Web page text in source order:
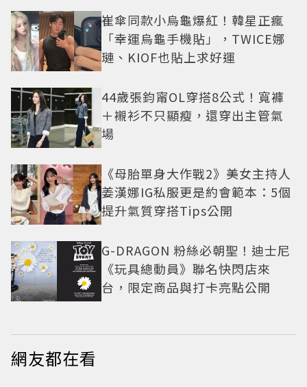
崔傘同款小烏龜爆紅！韓星正瘋
「幸運烏龜手機貼」，TWICE娜
璉、KIOF也貼上求好運
44歲張鈞甯OL穿搭8公式！寬褲
＋襯衫不只顯瘦，還穿出主管氣
場
《母胎單身大作戰2》美女主持人
姜漢娜IG私服更是約會範本：5個
提升氣質穿搭Tips公開
G-DRAGON 粉絲必朝聖！迪士尼
《玩具總動員》聯名快閃店來
台，限定商品與打卡亮點公開
網友都在看